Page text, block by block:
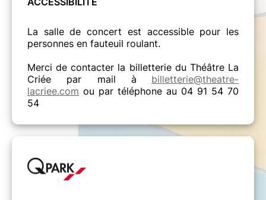
La salle de concert est accessible pour les
personnes en fauteuil roulant.
Merci de contacter la billetterie du Théâtre La
Criée par mail à
billetterie@theatre-
lacriee.com ou par téléphone au 04 91 54 70
54